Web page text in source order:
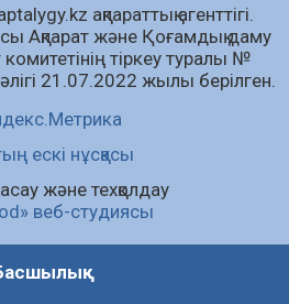
66 0
жаңалық
ақпараттық агенттігі.
Ақпарат және Қоғамдық даму
комитетінің тіркеу туралы №
21.07.2022 жылы берілген.
ескі нұсқасы
және техқолдау
веб-студиясы